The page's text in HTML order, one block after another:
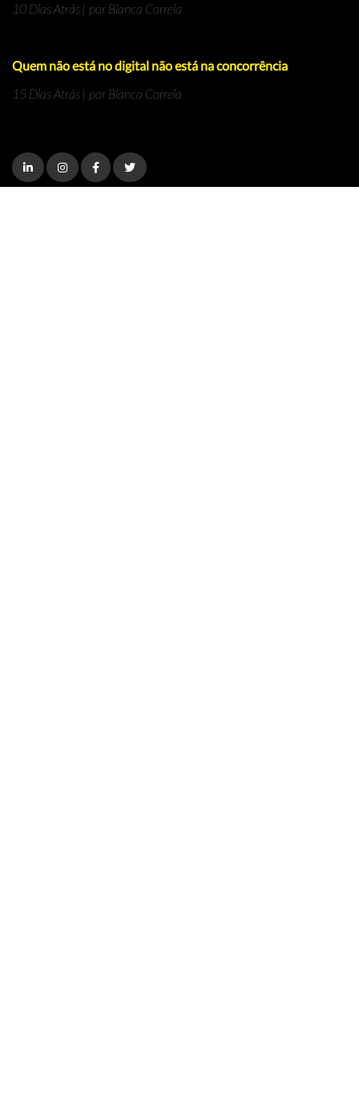
10 Dias Atrás | por Bianca Correia
Quem não está no digital não está na concorrência
15 Dias Atrás | por Bianca Correia